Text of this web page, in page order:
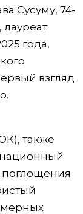
Сусуму, 74-
года,
взгляд
также
поглощения